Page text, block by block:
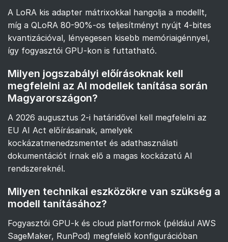
A LoRA kis adapter mátrixokkal hangolja a modellt,
míg a QLoRA 80-90%-os teljesítményt nyújt 4-bites
kvantizációval, lényegesen kisebb memóriaigénnyel,
így fogyasztói GPU-kon is futtatható.
Milyen jogszabályi előírásoknak kell
megfelelni az AI modellek tanítása során
Magyarországon?
A 2026 augusztus 2-i határidővel kell megfelelni az
EU AI Act előírásainak, amelyek
kockázatmenedzsmentet és adathasználati
dokumentációt írnak elő a magas kockázatú AI
rendszereknél.
Milyen technikai eszközökre van szükség a
modell tanításához?
Fogyasztói GPU-k és cloud platformok (például AWS
SageMaker, RunPod) megfelelő konfigurációban